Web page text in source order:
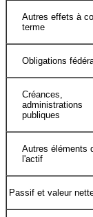
Autres effets à
terme
Obligations
Créances,
administrations
publiques
Autres éléments
l'actif
Passif et valeur